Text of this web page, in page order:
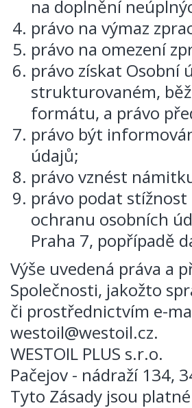
na doplnění
právo na výmaz
právo na omezení
právo získat Osobní
strukturovaném,
formátu, a právo
právo být
údajů;
právo vznést
právo podat
ochranu osobních
Praha 7, popřípadě
Výše uvedená práva a
Společnosti, jakožto
či prostřednictvím e-
westoil@westoil.cz.
WESTOIL PLUS s.r.o.
Pačejov - nádraží 134,
Tyto Zásady jsou